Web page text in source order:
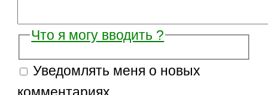
Что я могу вводить ?
Уведомлять меня о новых